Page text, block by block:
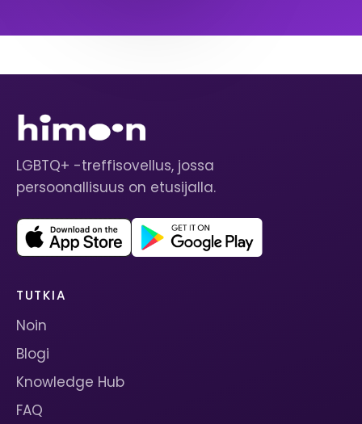
LGBTQ+ -treffisovellus, jossa
persoonallisuus on etusijalla.
TUTKIA
Noin
Blogi
Knowledge Hub
FAQ